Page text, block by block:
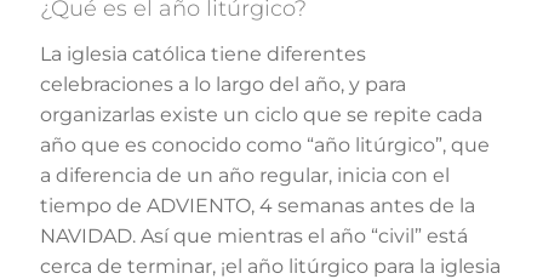
¿Qué es el año litúrgico?
La iglesia católica tiene diferentes
celebraciones a lo largo del año, y para
organizarlas existe un ciclo que se repite cada
año que es conocido como “año litúrgico”, que
a diferencia de un año regular, inicia con el
tiempo de ADVIENTO, 4 semanas antes de la
NAVIDAD. Así que mientras el año “civil” está
cerca de terminar, ¡el año litúrgico para la iglesia